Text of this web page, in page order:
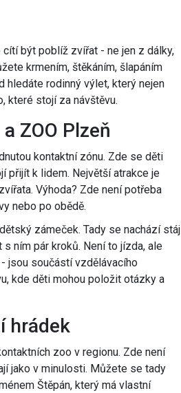
být poblíž zvířat - ne jen z dálky,
krmením, štěkáním, šlapáním
hledáte rodinný výlet, který nejen
které stojí za návštěvu.
ZOO Plzeň
kontaktní zónu. Zde se děti
přijít k lidem. Největší atrakce je
Výhoda? Zde není potřeba
nebo po obědě.
zámeček. Tady se nachází stáj
ním pár kroků. Není to jízda, ale
jsou součástí vzdělávacího
kde děti mohou položit otázky a
hrádek
zoo v regionu. Zde není
jako v minulosti. Můžete se tady
Štěpán, který má vlastní